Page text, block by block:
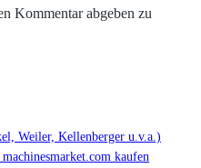
Kommentar abgeben zu
Weiler, Kellenberger u.v.a.)
kaufen